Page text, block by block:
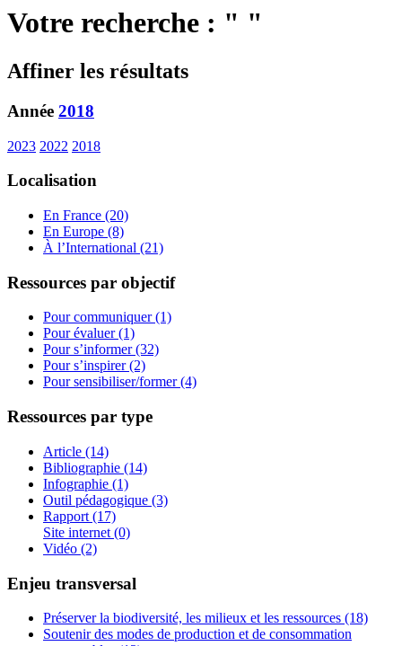
Votre recherche : " "
Affiner les résultats
Année 2018
2023 2022 2018
Localisation
En France (20)
En Europe (8)
À l’International (21)
Ressources par objectif
Pour communiquer (1)
Pour évaluer (1)
Pour s’informer (32)
Pour s’inspirer (2)
Pour sensibiliser/former (4)
Ressources par type
Article (14)
Bibliographie (14)
Infographie (1)
Outil pédagogique (3)
Rapport (17)
Site internet (0)
Vidéo (2)
Enjeu transversal
Préserver la biodiversité, les milieux et les ressources (18)
Soutenir des modes de production et de consommation